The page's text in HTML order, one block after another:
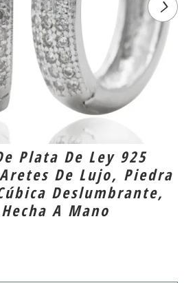
Plata De Ley 925
De Lujo, Piedra
Deslumbrante,
A Mano